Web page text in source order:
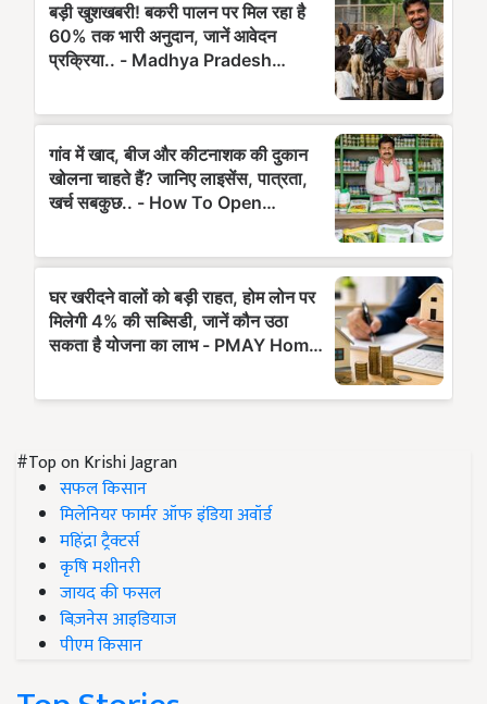
#Top on Krishi Jagran
सफल किसान
मिलेनियर फार्मर ऑफ इंडिया अवॉर्ड
महिंद्रा ट्रैक्टर्स
कृषि मशीनरी
जायद की फसल
बिज़नेस आइडियाज
पीएम किसान